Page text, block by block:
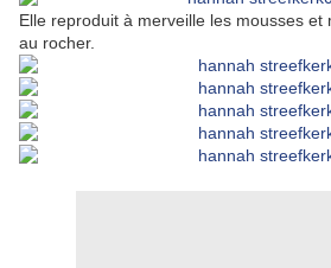
Elle reproduit à merveille les mousses et
au rocher.